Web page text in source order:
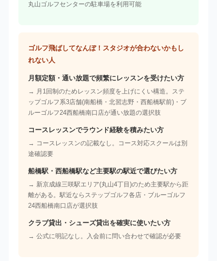
丸山ゴルフセンターの駐車場を利用可能
ゴルフ飛ばしてなんぼ！スタジオが合わないかもし
れない人
月額定額・通い放題で頻繁にレッスンを受けたい方
→ 月1回制のためレッスン頻度を上げにくい構造。ステ
ップゴルフ系3店舗(南船橋・北習志野・西船橋駅前)・ブ
ルーゴルフ24西船橋南口店が通い放題の選択肢
コースレッスンでラウンド経験を積みたい方
→ コースレッスンの記載なし。コース対応スクールは別
途確認要
船橋駅・西船橋駅など主要駅の駅近で選びたい方
→ 新京成線三咲駅エリア(丸山4丁目)のため主要駅から距
離がある。駅近ならステップゴルフ各店・ブルーゴルフ
24西船橋南口店が選択肢
クラブ貸出・シューズ貸出を確実に使いたい方
→ 公式に明記なし。入会前に問い合わせで確認が必要